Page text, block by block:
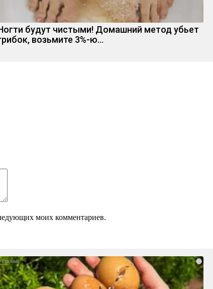
будут чистыми! Домашний метод убьет
возьмите 3%-ю…
моих комментариев.
i